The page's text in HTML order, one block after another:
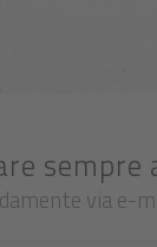
sempre
via e-